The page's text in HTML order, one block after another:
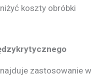
koszty obróbki
zastosowanie w